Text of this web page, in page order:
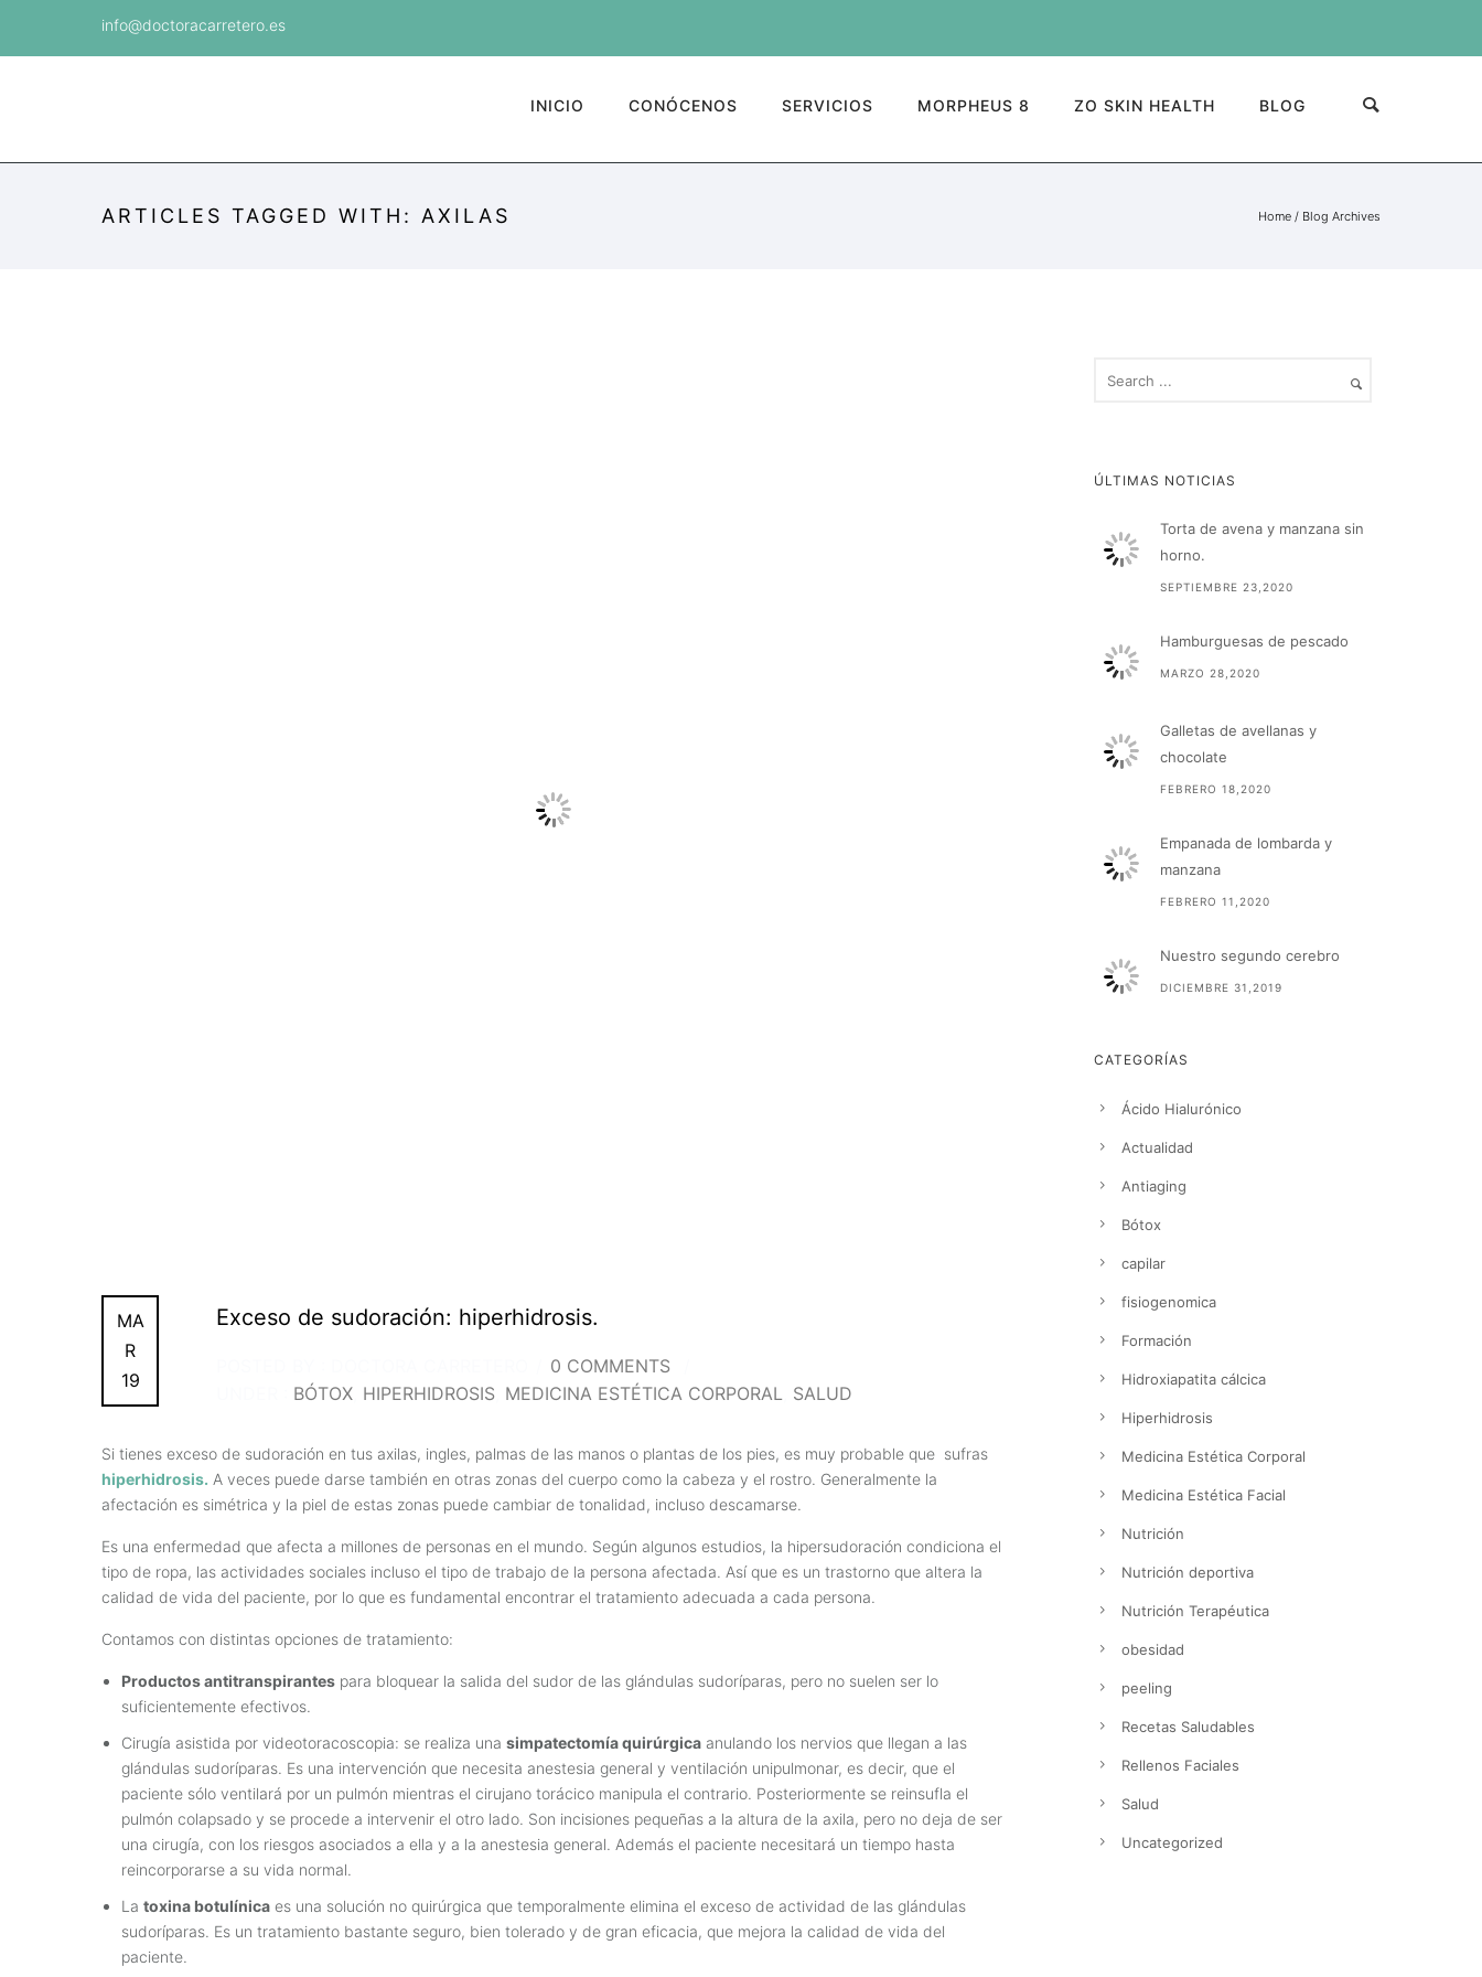
info@doctoracarretero.es
INICIO CONÓCENOS SERVICIOS MORPHEUS 8 ZO SKIN HEALTH BLOG
ARTICLES TAGGED WITH: AXILAS Home / Blog Archives
MA
R
19
Exceso de sudoración: hiperhidrosis.
0 COMMENTS
BÓTOX HIPERHIDROSIS MEDICINA ESTÉTICA CORPORAL SALUD
Si tienes exceso de sudoración en tus axilas, ingles, palmas de las manos o plantas de los pies, es muy probable que sufras
hiperhidrosis. A veces puede darse también en otras zonas del cuerpo como la cabeza y el rostro. Generalmente la
afectación es simétrica y la piel de estas zonas puede cambiar de tonalidad, incluso descamarse.
Es una enfermedad que afecta a millones de personas en el mundo. Según algunos estudios, la hipersudoración condiciona el
tipo de ropa, las actividades sociales incluso el tipo de trabajo de la persona afectada. Así que es un trastorno que altera la
calidad de vida del paciente, por lo que es fundamental encontrar el tratamiento adecuada a cada persona.
Contamos con distintas opciones de tratamiento:
Productos antitranspirantes para bloquear la salida del sudor de las glándulas sudoríparas, pero no suelen ser lo
suficientemente efectivos.
Cirugía asistida por videotoracoscopia: se realiza unasimpatectomía quirúrgica anulando los nervios que llegan a las
glándulas sudoríparas. Es una intervención que necesita anestesia general y ventilación unipulmonar, es decir, que el
paciente sólo ventilará por un pulmón mientras el cirujano torácico manipula el contrario. Posteriormente se reinsufla el
pulmón colapsado y se procede a intervenir el otro lado. Son incisiones pequeñas a la altura de la axila, pero no deja de ser
una cirugía, con los riesgos asociados a ella y a la anestesia general. Además el paciente necesitará un tiempo hasta
reincorporarse a su vida normal.
Latoxina botulínica es una solución no quirúrgica que temporalmente elimina el exceso de actividad de las glándulas
sudoríparas. Es un tratamiento bastante seguro, bien tolerado y de gran eficacia, que mejora la calidad de vida del
paciente.
ÚLTIMAS NOTICIAS
Torta de avena y manzana sin
horno.
SEPTIEMBRE 23,2020
Hamburguesas de pescado
MARZO 28,2020
Galletas de avellanas y
chocolate
FEBRERO 18,2020
Empanada de lombarda y
manzana
FEBRERO 11,2020
Nuestro segundo cerebro
DICIEMBRE 31,2019
CATEGORÍAS
Ácido Hialurónico
Actualidad
Antiaging
Bótox
capilar
fisiogenomica
Formación
Hidroxiapatita cálcica
Hiperhidrosis
Medicina Estética Corporal
Medicina Estética Facial
Nutrición
Nutrición deportiva
Nutrición Terapéutica
obesidad
peeling
Recetas Saludables
Rellenos Faciales
Salud
Uncategorized